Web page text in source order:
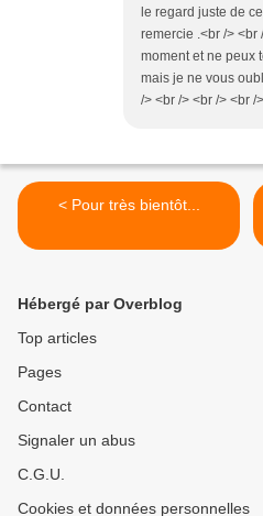
le regard juste de
remercie .<br /> <br
moment et ne peux
mais je ne vous
/> <br /> <br /> <br />
< Pour très bientôt...
Hébergé par Overblog
Top articles
Pages
Contact
Signaler un abus
C.G.U.
Cookies et données personnelles